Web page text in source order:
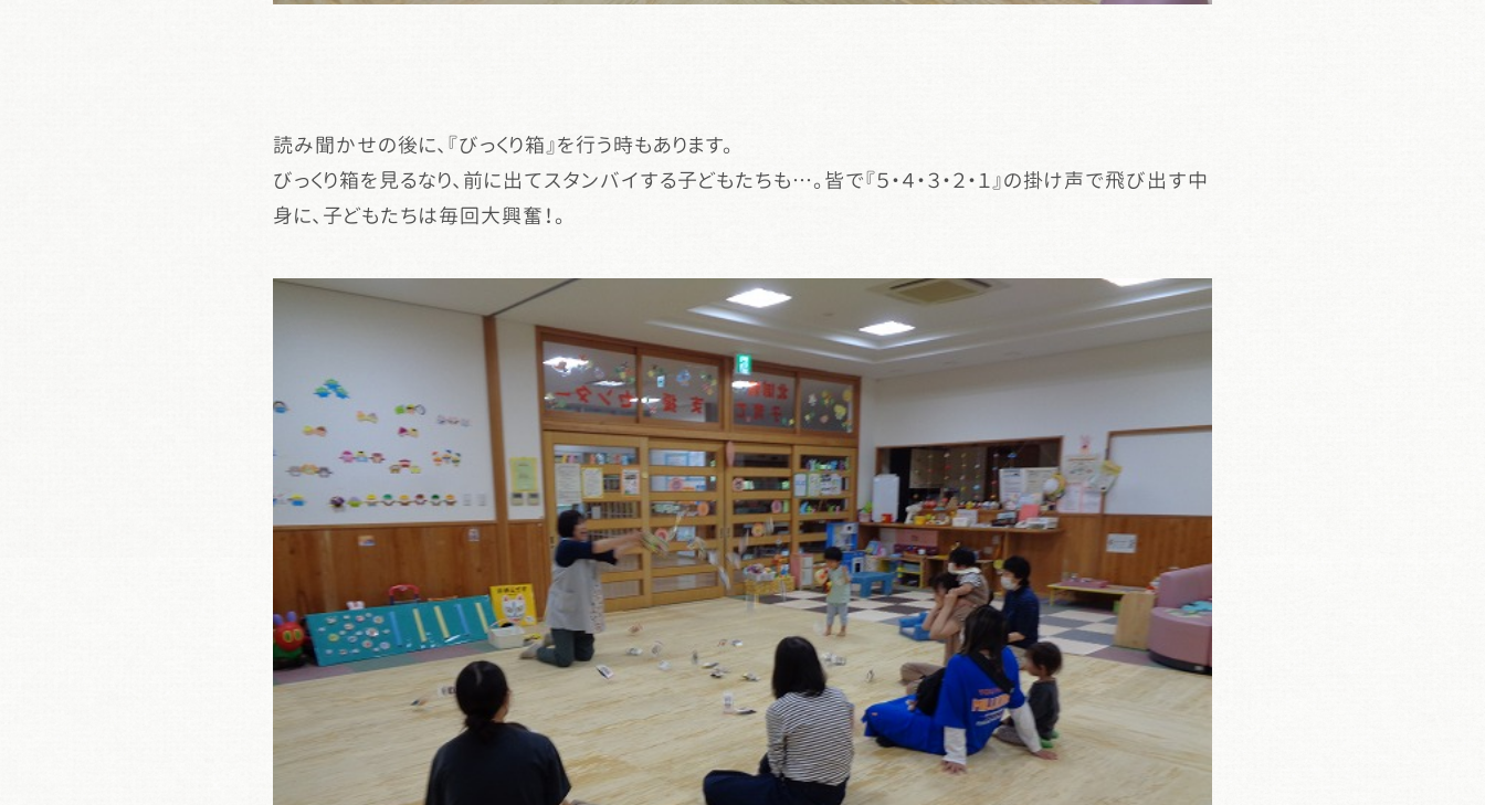
読み聞かせの後に、『びっくり箱』を行う時もあります。
びっくり箱を見るなり、前に出てスタンバイする子どもたちも…。皆で『５・４・３・２・１』の掛け声で飛び出す中
身に、子どもたちは毎回大興奮！。